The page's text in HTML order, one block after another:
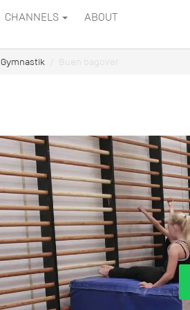
CHANNELS ABOUT
Gymnastik Buen bagover